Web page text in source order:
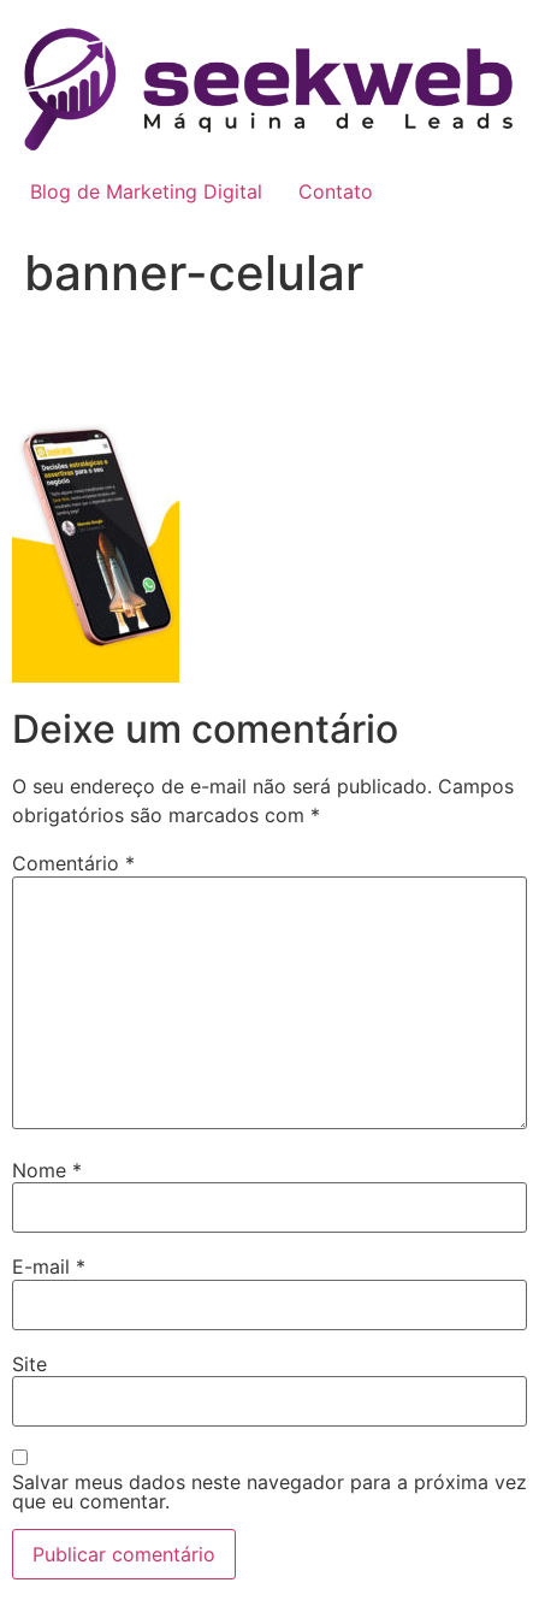
Blog de Marketing Digital Contato
banner-celular
Deixe um comentário
O seu endereço de e-mail não será publicado. Campos
obrigatórios são marcados com *
Comentário *
Nome *
E-mail *
Site
Salvar meus dados neste navegador para a próxima vez
que eu comentar.